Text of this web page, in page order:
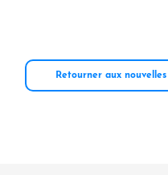
Retourner aux nouvelles